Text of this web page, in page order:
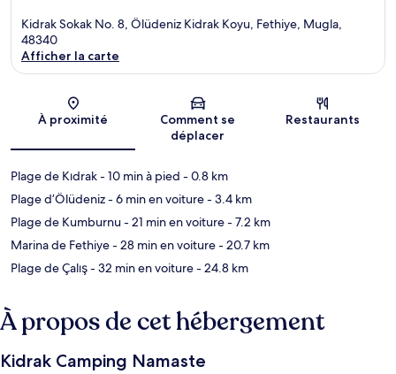
Kidrak Sokak No. 8, Ölüdeniz Kidrak Koyu, Fethiye, Mugla,
48340
Afficher la carte
À proximité
Comment se
déplacer
Restaurants
Plage de Kıdrak- 10 min à pied - 0.8 km
Plage d’Ölüdeniz- 6 min en voiture- 3.4 km
Plage de Kumburnu- 21 min en voiture- 7.2 km
Marina de Fethiye- 28 min en voiture- 20.7 km
Plage de Çalış- 32 min en voiture- 24.8 km
À propos de cet hébergement
Kidrak Camping Namaste